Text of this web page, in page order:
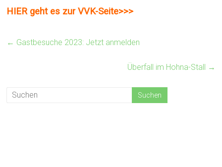
HIER geht es zur VVK-Seite>>>
← Gastbesuche 2023: Jetzt anmelden
Überfall im Hohna-Stall →